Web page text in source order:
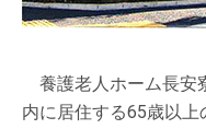
養護老人ホーム長安
内に居住する65歳以